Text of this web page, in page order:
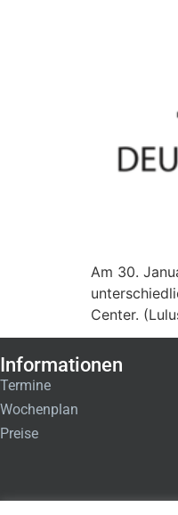
Am 30.
Center.
Informationen
Termine
Wochenplan
Preise